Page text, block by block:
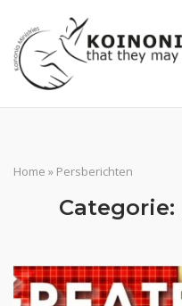
naar
de
inhoud
Home » Persberichten
Categorie: